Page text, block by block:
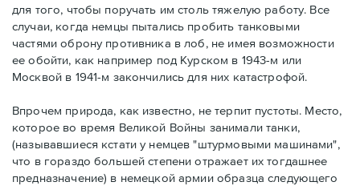
для того, чтобы поручать им столь тяжелую работу. Все
случаи, когда немцы пытались пробить танковыми
частями оброну противника в лоб, не имея возможности
ее обойти, как например под Курском в 1943-м или
Москвой в 1941-м закончились для них катастрофой.
Впрочем природа, как известно, не терпит пустоты. Место,
которое во время Великой Войны занимали танки,
(называвшиеся кстати у немцев "штурмовыми машинами",
что в гораздо большей степени отражает их тогдашнее
предназначение) в немецкой армии образца следующего